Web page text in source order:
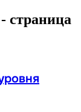
страница